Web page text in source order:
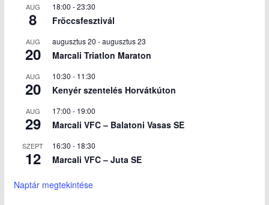
AUG
8
18:00 -23:30
Fröccsfesztivál
AUG
20
augusztus 20 -augusztus 23
Marcali Triatlon Maraton
AUG
20
10:30 - 11:30
Kenyér szentelés Horvátkúton
AUG
29
17:00 - 19:00
Marcali VFC – Balatoni Vasas SE
SZEPT
12
16:30 - 18:30
Marcali VFC – Juta SE
Naptár megtekintése